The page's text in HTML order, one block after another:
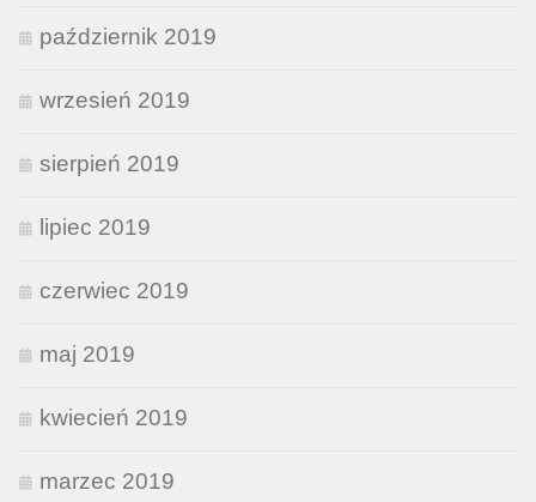
październik 2019
wrzesień 2019
sierpień 2019
lipiec 2019
czerwiec 2019
maj 2019
kwiecień 2019
marzec 2019